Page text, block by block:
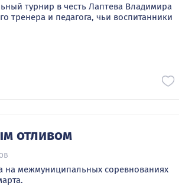
турнир в честь Лаптева Владимира
тренера и педагога, чьи воспитанники
отливом
межмуниципальных соревнованиях